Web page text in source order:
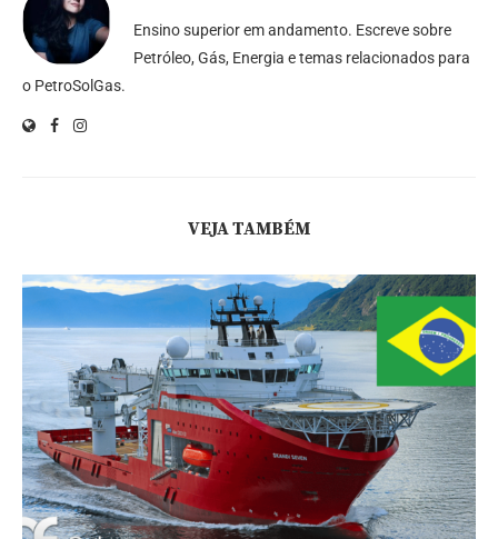
Ensino superior em andamento. Escreve sobre
Petróleo, Gás, Energia e temas relacionados para
o PetroSolGas.
VEJA TAMBÉM